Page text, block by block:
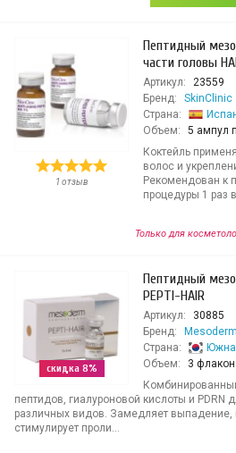
1 отзыв
Пептидный
части головы
Артикул:
23559
Бренд:
SkinClinic
Страна:
Объем:
5 ампул
Коктейль
волос и
Рекомендован к
процедуры 1 раз
Только для
скидка 8%
Пептидный
PEPTI-HAIR
Артикул:
30885
Бренд:
Mesoderm
Страна:
Объем:
3
пептидов, гиалуроновой кислоты и PDRN
различных видов. Замедляет выпадение,
стимулирует проли...